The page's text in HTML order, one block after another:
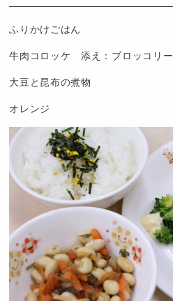
ふりかけごはん
牛肉コロッケ 添え：ブロッコリー
大豆と昆布の煮物
オレンジ